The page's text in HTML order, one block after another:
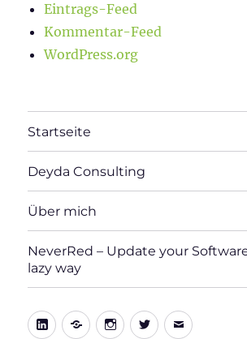
Eintrags-Feed
Kommentar-Feed
WordPress.org
Startseite
Deyda Consulting
Über mich
NeverRed – Update your
lazy way
LinkedIn
Xing Instagram
TwitterE-